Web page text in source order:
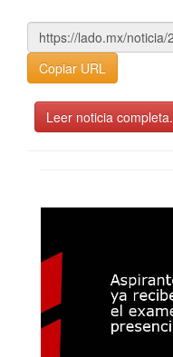
Copiar URL
Leer noticia completa.